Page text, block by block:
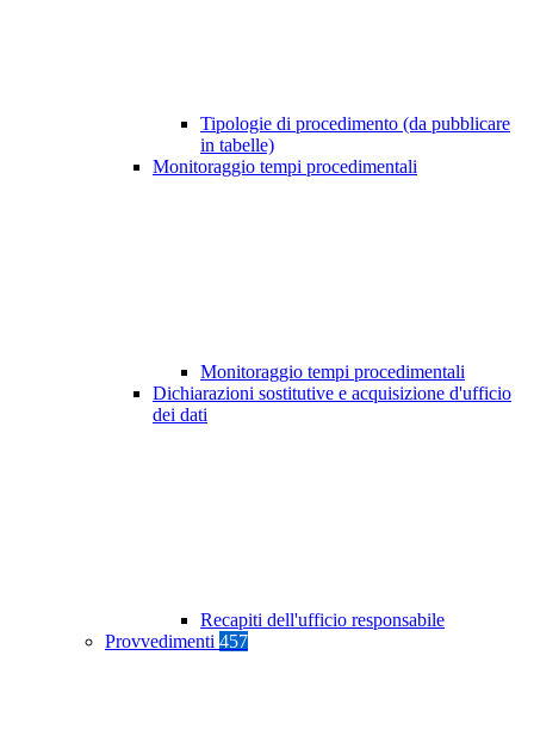
Tipologie di procedimento (da pubblicare
in tabelle)
Monitoraggio tempi procedimentali
Monitoraggio tempi procedimentali
Dichiarazioni sostitutive e acquisizione d'ufficio
dei dati
Recapiti dell'ufficio responsabile
Provvedimenti 457